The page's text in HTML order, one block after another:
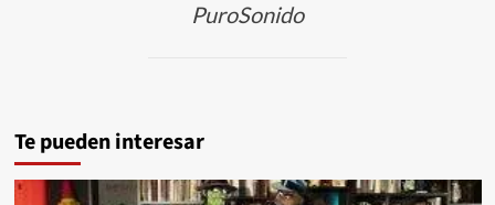
PuroSonido
Te pueden interesar